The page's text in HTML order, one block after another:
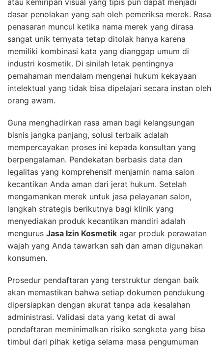
dasar penolakan yang sah oleh pemeriksa merek. Rasa
penasaran muncul ketika nama merek yang dirasa
sangat unik ternyata tetap ditolak hanya karena
memiliki kombinasi kata yang dianggap umum di
industri kosmetik. Di sinilah letak pentingnya
pemahaman mendalam mengenai hukum kekayaan
intelektual yang tidak bisa dipelajari secara instan oleh
orang awam.
Guna menghadirkan rasa aman bagi kelangsungan
bisnis jangka panjang, solusi terbaik adalah
mempercayakan proses ini kepada konsultan yang
berpengalaman. Pendekatan berbasis data dan
legalitas yang komprehensif menjamin nama salon
kecantikan Anda aman dari jerat hukum. Setelah
mengamankan merek untuk jasa pelayanan salon,
langkah strategis berikutnya bagi klinik yang
menyediakan produk kecantikan mandiri adalah
mengurus Jasa Izin Kosmetik agar produk perawatan
wajah yang Anda tawarkan sah dan aman digunakan
konsumen.
Prosedur pendaftaran yang terstruktur dengan baik
akan memastikan bahwa setiap dokumen pendukung
dipersiapkan dengan akurat tanpa ada kesalahan
administrasi. Validasi data yang ketat di awal
pendaftaran meminimalkan risiko sengketa yang bisa
timbul dari pihak ketiga selama masa pengumuman